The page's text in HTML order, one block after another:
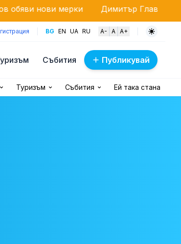
Димитър Главчев се оттегля от
BG EN UA RU A- A A+
Събития Публикувай
Туризъм Събития Ей така стана